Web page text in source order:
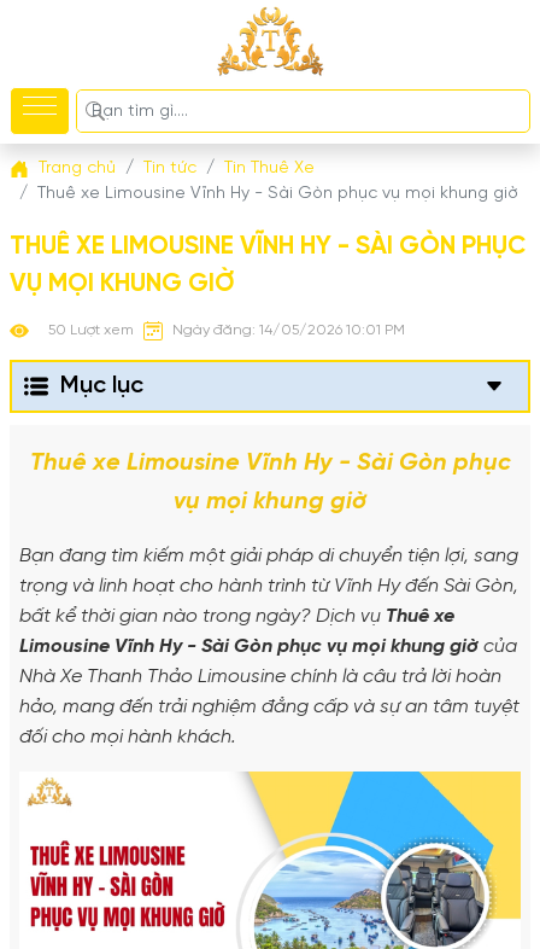
Trang chủ Tin tức
Tin Thuê Xe
Thuê xe Limousine Vĩnh Hy - Sài Gòn phục vụ mọi khung giờ
THUÊ XE LIMOUSINE VĨNH HY - SÀI GÒN PHỤC
VỤ MỌI KHUNG GIỜ
50 Lượt xem Ngày đăng: 14/05/2026 10:01 PM
Mục lục
Thuê xe Limousine Vĩnh Hy - Sài Gòn phục
vụ mọi khung giờ
Bạn đang tìm kiếm một giải pháp di chuyển tiện lợi, sang
trọng và linh hoạt cho hành trình từ Vĩnh Hy đến Sài Gòn,
bất kể thời gian nào trong ngày? Dịch vụ Thuê xe
Limousine Vĩnh Hy - Sài Gòn phục vụ mọi khung giờ của
Nhà Xe Thanh Thảo Limousine chính là câu trả lời hoàn
hảo, mang đến trải nghiệm đẳng cấp và sự an tâm tuyệt
đối cho mọi hành khách.